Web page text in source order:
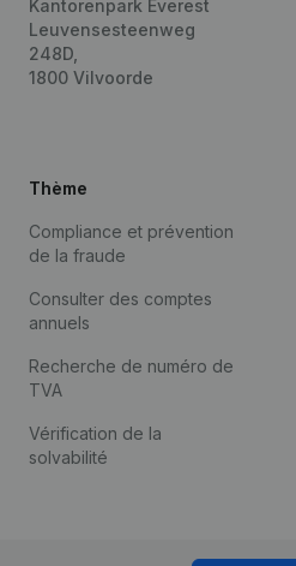
Kantorenpark Everest
Leuvensesteenweg
248D,
1800 Vilvoorde
Thème
Compliance et prévention
de la fraude
Consulter des comptes
annuels
Recherche de numéro de
TVA
Vérification de la
solvabilité